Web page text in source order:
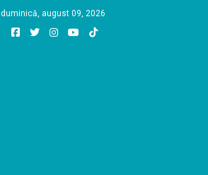
duminică, august 09, 2026